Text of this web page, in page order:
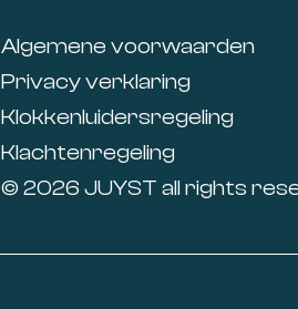
Algemene voorwaarden
Privacy verklaring
Klokkenluidersregeling
Klachtenregeling
© 2026 JUYST all rights